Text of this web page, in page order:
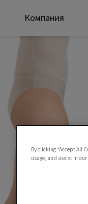
Компания
By clicking “Accept All
usage, and assist in